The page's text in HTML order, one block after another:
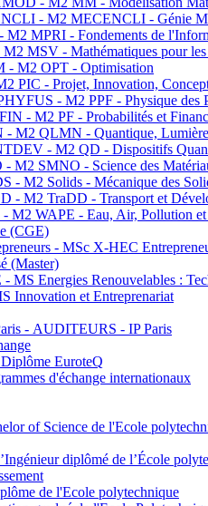
- M2 MECENCLI - Génie
M2 MPRI - Fondements de
MSV - Mathématiques pour
- M2 OPT - Optimisation
PIC - Projet, Innovation,
- M2 PPF - Physique des
- M2 PF - Probabilités et
M2 QLMN - Quantique,
- M2 QD - Dispositifs
M2 SMNO - Science des
- M2 Solids - Mécanique des
- M2 TraDD - Transport et
M2 WAPE - Eau, Air, Pollution et
(CGE)
- MSc X-HEC
(Master)
MS Energies Renouvelables :
Innovation et Entreprenariat
- AUDITEURS - IP Paris
EuroteQ
d'échange internationaux
of Science de l'Ecole
diplômé de l’École
de l'Ecole polytechnique